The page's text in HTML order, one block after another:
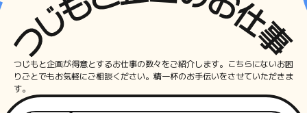
ビ
ス
一
覧
つじもと企画が得意とするお仕事の数々をご紹介します。こちらにないお困
りごとでもお気軽にご相談ください。精一杯のお手伝いをさせていただきま
す。